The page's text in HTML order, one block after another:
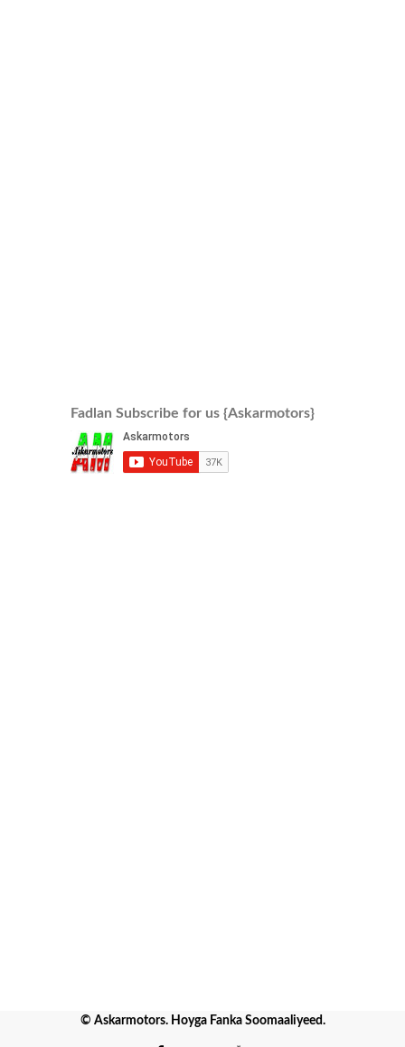
Fadlan Subscribe for us {Askarmotors}
© Askarmotors. Hoyga Fanka Soomaaliyeed.